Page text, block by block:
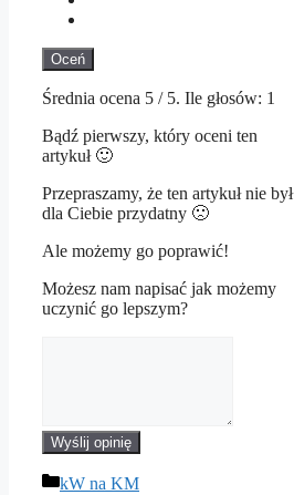
Oceń
Średnia ocena 5 / 5. Ile głosów: 1
Bądź pierwszy, który oceni ten
artykuł 🙂
Przepraszamy, że ten artykuł nie był
dla Ciebie przydatny 🙁
Ale możemy go poprawić!
Możesz nam napisać jak możemy
uczynić go lepszym?
Wyślij opinię
Kategorie
kW na KM